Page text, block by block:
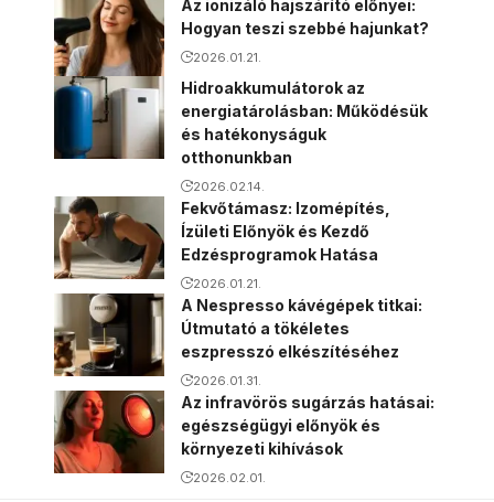
Az ionizáló hajszárító előnyei:
Hogyan teszi szebbé hajunkat?
2026.01.21.
Hidroakkumulátorok az
energiatárolásban: Működésük
és hatékonyságuk
otthonunkban
2026.02.14.
Fekvőtámasz: Izomépítés,
Ízületi Előnyök és Kezdő
Edzésprogramok Hatása
2026.01.21.
A Nespresso kávégépek titkai:
Útmutató a tökéletes
eszpresszó elkészítéséhez
2026.01.31.
Az infravörös sugárzás hatásai:
egészségügyi előnyök és
környezeti kihívások
2026.02.01.